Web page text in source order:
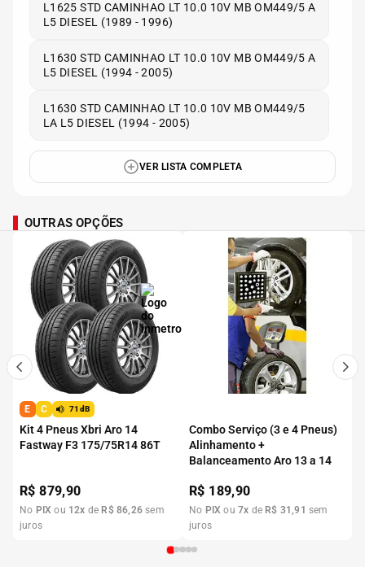
L1625 STD CAMINHAO LT 10.0 10V MB OM449/5 A
L5 DIESEL (1989 - 1996)
L1630 STD CAMINHAO LT 10.0 10V MB OM449/5 A
L5 DIESEL (1994 - 2005)
L1630 STD CAMINHAO LT 10.0 10V MB OM449/5
LA L5 DIESEL (1994 - 2005)
VER LISTA COMPLETA
OUTRAS OPÇÕES
E C 71dB
Kit 4 Pneus Xbri Aro 14
Fastway F3 175/75R14 86T
R$879,90
No PIX ou 12x de R$ 86,26 sem
juros
Combo Serviço (3 e 4 Pneus)
Alinhamento +
Balanceamento Aro 13 a 14
R$ 189,90
No PIX ou7x de R$ 31 ,91 sem
juros